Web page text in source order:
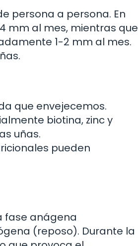
persona a persona. En
mm al mes, mientras que
1-2 mm al mes.
que envejecemos.
biotina, zinc y
uñas.
pueden
fase anágena
(reposo). Durante la